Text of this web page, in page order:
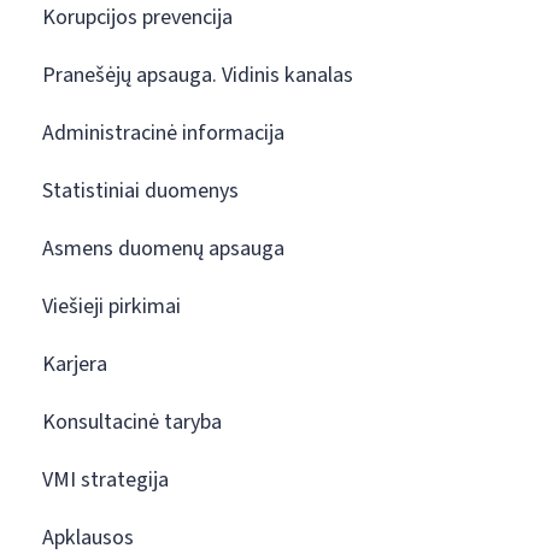
Korupcijos prevencija
Pranešėjų apsauga. Vidinis kanalas
Administracinė informacija
Statistiniai duomenys
Asmens duomenų apsauga
Viešieji pirkimai
Karjera
Konsultacinė taryba
VMI strategija
Apklausos